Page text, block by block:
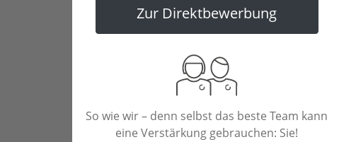
Zur Direktbewerbung
So wie wir – denn selbst das beste Team kann
eine Verstärkung gebrauchen: Sie!